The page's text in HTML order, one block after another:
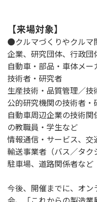
【来場対象】
●クルマづくりやクルマ
企業、研究団体、行政団
自動車・部品・車体メ
技術者・研究者
生産技術・品質管理／
公的研究機関の技術者・
自動車周辺企業の技術
の教職員・学生など
情報通信・サービス、
輸送事業者（バス／タク
駐車場、道路関係者など
今後、開催までに、オ